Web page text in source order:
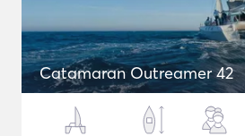
Catamaran Outreamer 42